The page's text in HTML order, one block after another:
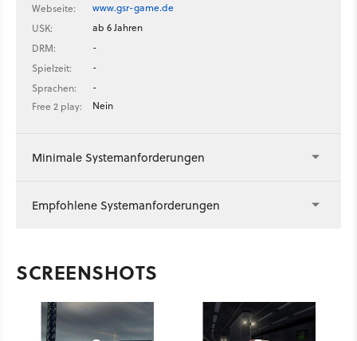
Webseite:
www.gsr-game.de
USK:
ab 6 Jahren
DRM:
-
Spielzeit:
-
Sprachen:
-
Free 2 play:
Nein
Minimale Systemanforderungen
Empfohlene Systemanforderungen
SCREENSHOTS